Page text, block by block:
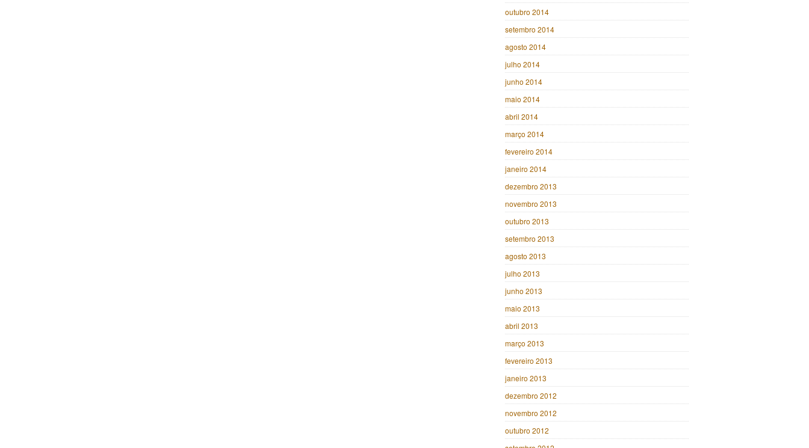
outubro 2014
setembro 2014
agosto 2014
julho 2014
junho 2014
maio 2014
abril 2014
março 2014
fevereiro 2014
janeiro 2014
dezembro 2013
novembro 2013
outubro 2013
setembro 2013
agosto 2013
julho 2013
junho 2013
maio 2013
abril 2013
março 2013
fevereiro 2013
janeiro 2013
dezembro 2012
novembro 2012
outubro 2012